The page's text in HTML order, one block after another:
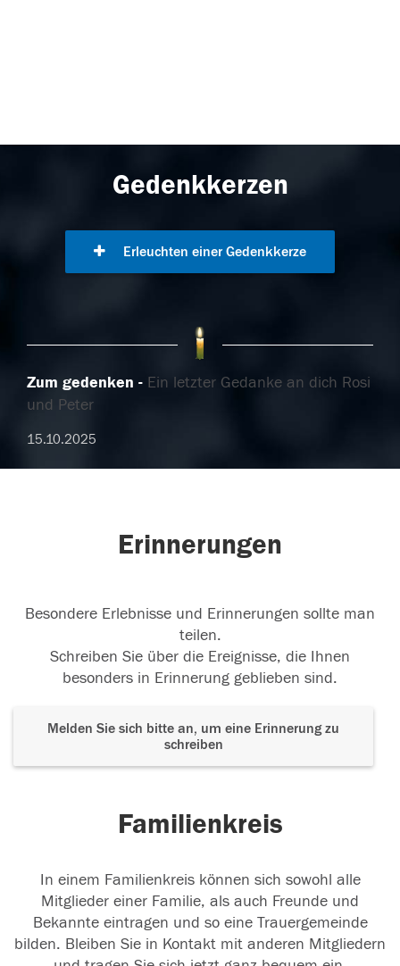
Gedenkkerzen
Erleuchten einer Gedenkkerze
Zum gedenken
Ein letzter Gedanke an dich Rosi
und Peter
15.10.2025
Erinnerungen
Besondere Erlebnisse und Erinnerungen sollte man
teilen.
Schreiben Sie über die Ereignisse, die Ihnen
besonders in Erinnerung geblieben sind.
Melden Sie sich bitte an, um eine Erinnerung zu
schreiben
Familienkreis
In einem Familienkreis können sich sowohl alle
Mitglieder einer Familie, als auch Freunde und
Bekannte eintragen und so eine Trauergemeinde
bilden. Bleiben Sie in Kontakt mit anderen Mitgliedern